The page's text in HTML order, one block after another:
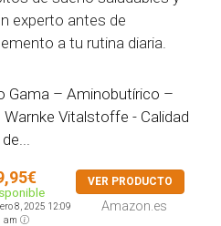
experto antes de
a tu rutina diaria.
Gama – Aminobutírico –
Vitalstoffe - Calidad
de...
8, 2025 12:09
am
VER PRODUCTO
Amazon.es